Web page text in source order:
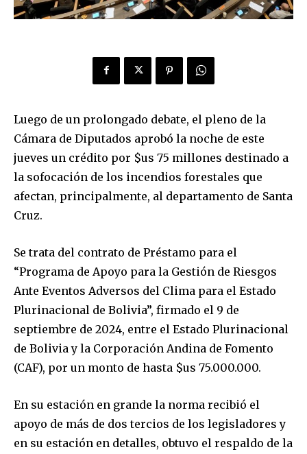
Luego de un prolongado debate, el pleno de la
Cámara de Diputados aprobó la noche de este
jueves un crédito por $us 75 millones destinado a
la sofocación de los incendios forestales que
afectan, principalmente, al departamento de Santa
Cruz.
Se trata del contrato de Préstamo para el
“Programa de Apoyo para la Gestión de Riesgos
Ante Eventos Adversos del Clima para el Estado
Plurinacional de Bolivia”, firmado el 9 de
septiembre de 2024, entre el Estado Plurinacional
de Bolivia y la Corporación Andina de Fomento
(CAF), por un monto de hasta $us 75.000.000.
En su estación en grande la norma recibió el
apoyo de más de dos tercios de los legisladores y
en su estación en detalles, obtuvo el respaldo de la